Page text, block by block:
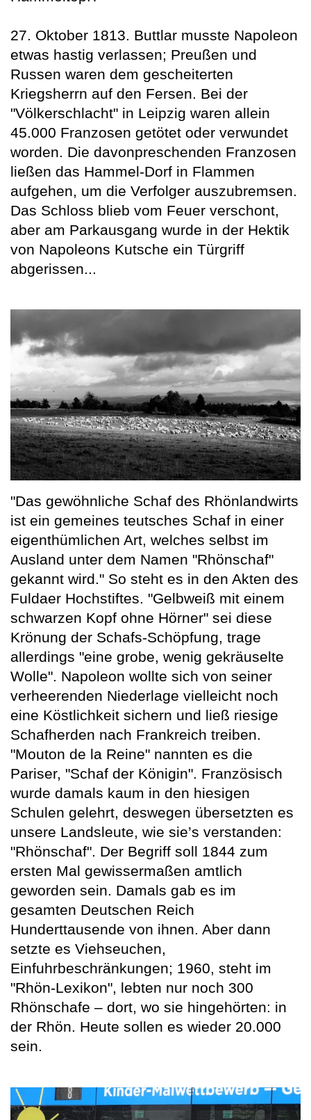
27. Oktober 1813. Buttlar musste Napoleon
etwas hastig verlassen; Preußen und
Russen waren dem gescheiterten
Kriegsherrn auf den Fersen. Bei der
"Völkerschlacht" in Leipzig waren allein
45.000 Franzosen getötet oder verwundet
worden. Die davonpreschenden Franzosen
ließen das Hammel-Dorf in Flammen
aufgehen, um die Verfolger auszubremsen.
Das Schloss blieb vom Feuer verschont,
aber am Parkausgang wurde in der Hektik
von Napoleons Kutsche ein Türgriff
abgerissen...
"Das gewöhnliche Schaf des Rhönlandwirts
ist ein gemeines teutsches Schaf in einer
eigenthümlichen Art, welches selbst im
Ausland unter dem Namen "Rhönschaf"
gekannt wird." So steht es in den Akten des
Fuldaer Hochstiftes. "Gelbweiß mit einem
schwarzen Kopf ohne Hörner" sei diese
Krönung der Schafs-Schöpfung, trage
allerdings "eine grobe, wenig gekräuselte
Wolle". Napoleon wollte sich von seiner
verheerenden Niederlage vielleicht noch
eine Köstlichkeit sichern und ließ riesige
Schafherden nach Frankreich treiben.
"Mouton de la Reine" nannten es die
Pariser, "Schaf der Königin". Französisch
wurde damals kaum in den hiesigen
Schulen gelehrt, deswegen übersetzten es
unsere Landsleute, wie sie’s verstanden:
"Rhönschaf". Der Begriff soll 1844 zum
ersten Mal gewissermaßen amtlich
geworden sein. Damals gab es im
gesamten Deutschen Reich
Hunderttausende von ihnen. Aber dann
setzte es Viehseuchen,
Einfuhrbeschränkungen; 1960, steht im
"Rhön-Lexikon", lebten nur noch 300
Rhönschafe – dort, wo sie hingehörten: in
der Rhön. Heute sollen es wieder 20.000
sein.